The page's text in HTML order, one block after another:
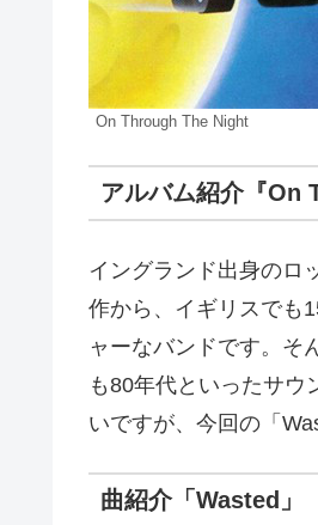
On Through The Night
アルバム紹介『On
イングランド出身のロ
作から、イギリスでも
ャーなバンドです。そ
も80年代といったサ
いですが、今回の「
曲紹介「Wasted」